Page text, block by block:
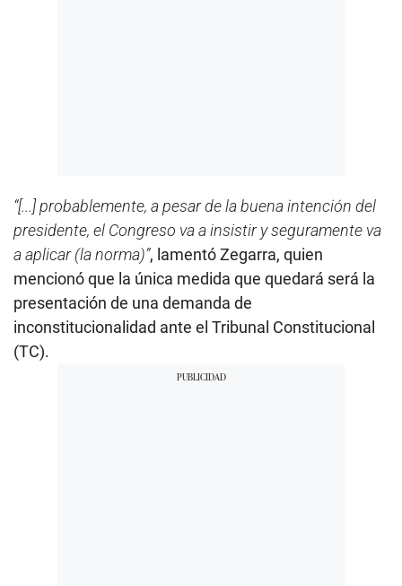
“[...] probablemente, a pesar de la buena intención del
presidente, el Congreso va a insistir y seguramente va
a aplicar (la norma)”, lamentó Zegarra, quien
mencionó que la única medida que quedará será la
presentación de una demanda de
inconstitucionalidad ante el Tribunal Constitucional
(TC).